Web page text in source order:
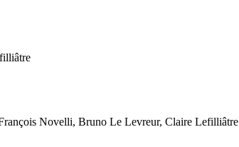
Novelli, Bruno Le Levreur, Claire Lefilliâtre